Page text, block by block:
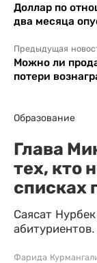
Доллар по
два месяца
Предыдущая
Можно ли
потери
Образование
Глава
тех, кто
списках
Саясат
абитуриентов.
Фарида